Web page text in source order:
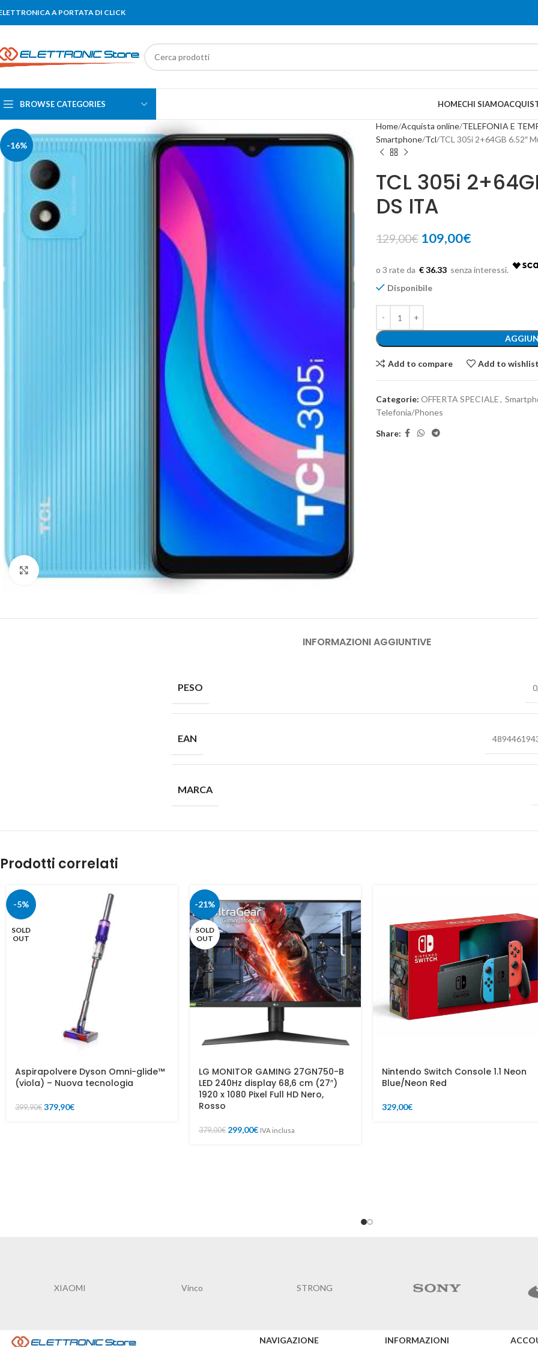
A PORTATA DI CLICK
BROWSE CATEGORIES HOMECHI SIAMO
-16%
Click to enlarge
Home Acquista online TELEFONIA E
Smartphone Tcl TCL 305i 2+64GB 6.52″
TCL 305i
DS ITA
129,00€ 109,00€
€ 36.33
Disponibile
Add to compare Add to wishlist
Categorie: OFFERTA SPECIALE,
Telefonia/Phones
Share:
INFORMAZIONI AGGIUNTIVE
PESO
EAN
MARCA
Prodotti correlati
-5%
SOLD
OUT
Aspirapolvere Dyson Omni-glide™
(viola) – Nuova tecnologia
399,90€ 379,90€
-21%
SOLD
OUT
LG MONITOR GAMING 27GN750-B
LED 240Hz display 68,6 cm (27″)
1920 x 1080 Pixel Full HD Nero,
Rosso
379,00€ 299,00€ IVA inclusa
Nintendo Switch Console 1.1 Neon
Blue/Neon Red
329,00€
NAVIGAZIONE INFORMAZIONI